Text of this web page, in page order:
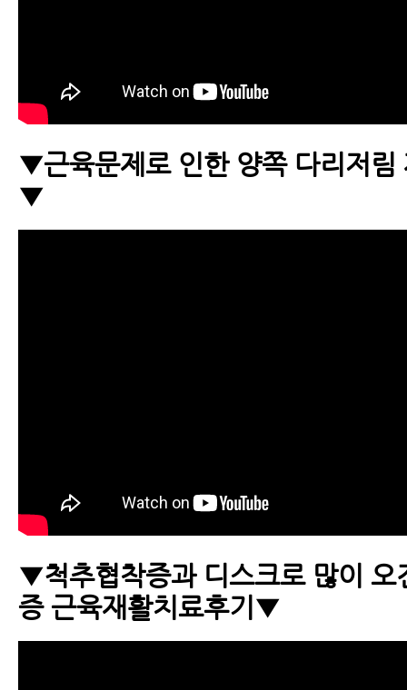
▼근육문제로 인한 양쪽 다리저림
▼
▼척추협착증과 디스크로 많이 오
증 근육재활치료후기▼